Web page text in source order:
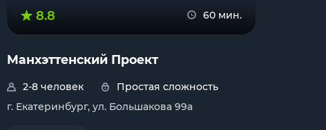
8.8 60 мин.
Манхэттенский Проект
2-8 человек
Простая сложность
г. Екатеринбург, ул. Большакова 99а